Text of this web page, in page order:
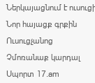
Ներկայացնում է
Նոր հայացք գրքին
Ուսուցչանոց
Չմոռանաք կարդալ
Սպորտ 17.am